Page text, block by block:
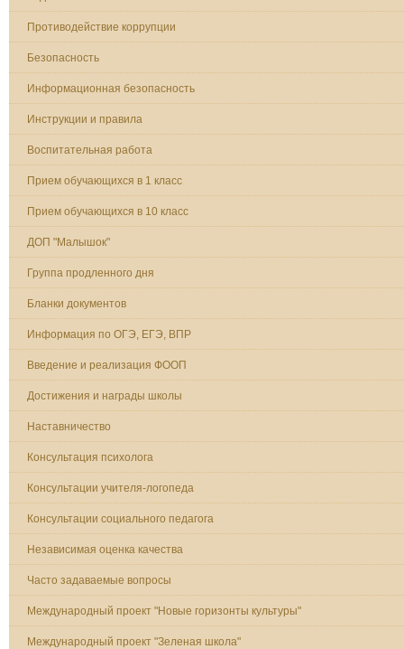
Противодействие коррупции
Безопасность
Информационная безопасность
Инструкции и правила
Воспитательная работа
Прием обучающихся в 1 класс
Прием обучающихся в 10 класс
ДОП "Малышок"
Группа продленного дня
Бланки документов
Информация по ОГЭ, ЕГЭ, ВПР
Введение и реализация ФООП
Достижения и награды школы
Наставничество
Консультация психолога
Консультации учителя-логопеда
Консультации социального педагога
Независимая оценка качества
Часто задаваемые вопросы
Международный проект "Новые горизонты культуры"
Международный проект "Зеленая школа"